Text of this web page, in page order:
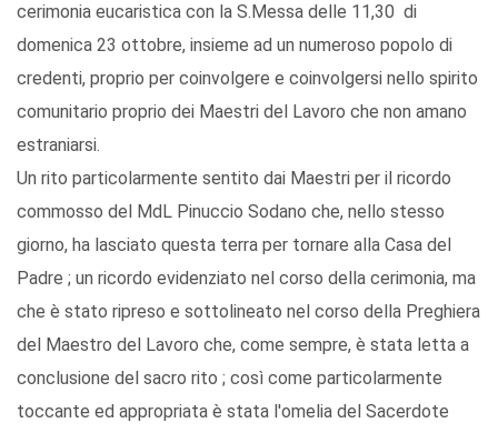
cerimonia eucaristica con la S.Messa delle 11,30 di
domenica 23 ottobre, insieme ad un numeroso popolo di
credenti, proprio per coinvolgere e coinvolgersi nello spirito
comunitario proprio dei Maestri del Lavoro che non amano
estraniarsi.
Un rito particolarmente sentito dai Maestri per il ricordo
commosso del MdL Pinuccio Sodano che, nello stesso
giorno, ha lasciato questa terra per tornare alla Casa del
Padre ; un ricordo evidenziato nel corso della cerimonia, ma
che è stato ripreso e sottolineato nel corso della Preghiera
del Maestro del Lavoro che, come sempre, è stata letta a
conclusione del sacro rito ; così come particolarmente
toccante ed appropriata è stata l'omelia del Sacerdote